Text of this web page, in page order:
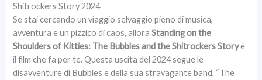
Shitrockers Story 2024
Se stai cercando un viaggio selvaggio pieno di musica,
avventura e un pizzico di caos, alloraStanding on the
Shoulders of Kitties: The Bubbles and the Shitrockers Storyè
il film che fa per te. Questa uscita del 2024 segue le
disavventure di Bubbles e della sua stravagante band, “The